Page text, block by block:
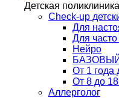
Детская поликлиника
Check-up
Для
Для
Нейро
БАЗОВЫЙ
От 1 года
От 8 до 18
Аллерголог